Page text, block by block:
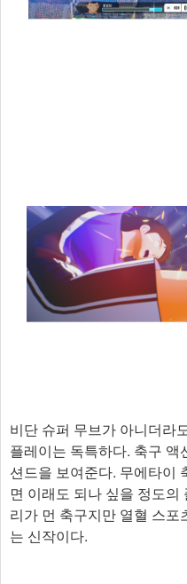
비단 슈퍼 무브가 아니더라
플레이는 독특하다. 축구 액
션드을 보여준다. 무에타이
면 이래도 되나 싶을 정도
리가 먼 축구지만 열혈 스
는 신작이다.​